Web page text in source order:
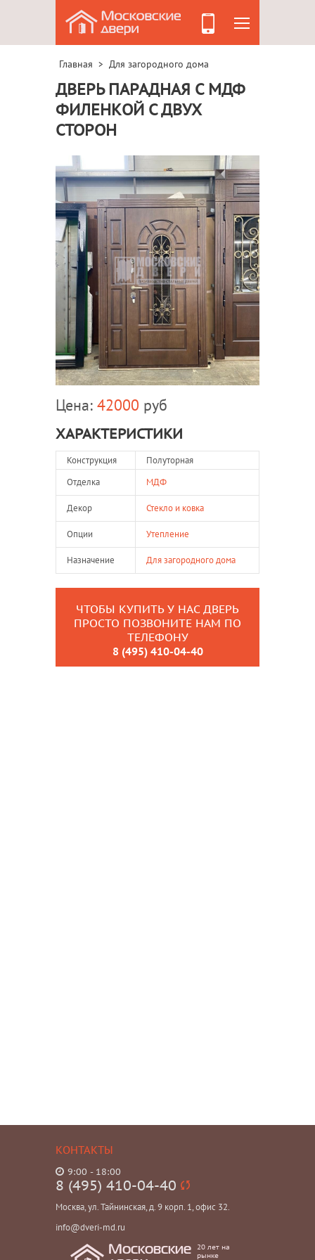
Главная > Для загородного дома
ДВЕРЬ ПАРАДНАЯ С МДФ
ФИЛЕНКОЙ С ДВУХ
СТОРОН
Цена: 42000 руб
ХАРАКТЕРИСТИКИ
Конструкция
Полуторная
Отделка
МДФ
Декор Стекло и ковка
Опции Утепление
Назначение Для загородного дома
ЧТОБЫ КУПИТЬ У НАС ДВЕРЬ
ПРОСТО ПОЗВОНИТЕ НАМ ПО
ТЕЛЕФОНУ
8 (495) 410-04-40
КОНТАКТЫ
9:00 - 18:00
8 (495) 410-04-40
Москва, ул. Тайнинская, д. 9 корп. 1, офис 32.
info@dveri-md.ru
Московские
20 лет на
рынке